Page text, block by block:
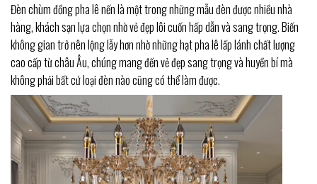
Đèn chùm đồng pha lê nến là một trong những mẫu đèn được nhiều nhà
hàng, khách sạn lựa chọn nhờ vẻ đẹp lôi cuốn hấp dẫn và sang trọng. Biến
không gian trở nên lộng lẫy hơn nhờ những hạt pha lê lấp lánh chất lượng
cao cấp từ châu Âu, chúng mang đến vẻ đẹp sang trọng và huyền bí mà
không phải bất cứ loại đèn nào cũng có thể làm được.